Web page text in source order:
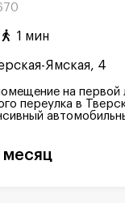
1 мин
Ямская, 4
на первой
переулка в